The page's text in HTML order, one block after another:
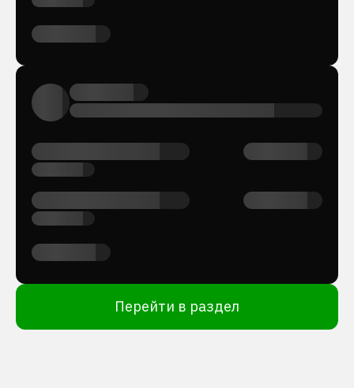
Перейти в раздел